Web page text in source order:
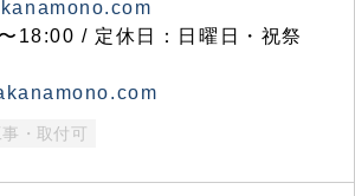
18:00 / 定休日：日曜日・祝祭
事・取付可